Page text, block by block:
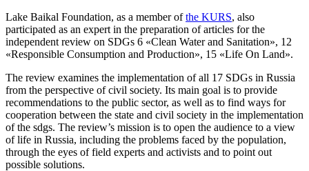
Lake Baikal Foundation, as a member ofthe KURS, also
participated as an expert in the preparation of articles for the
independent review on SDGs 6 «Clean Water and Sanitation», 12
«Responsible Consumption and Production», 15 «Life On Land».
The review examines the implementation of all 17 SDGs in Russia
from the perspective of civil society. Its main goal is to provide
recommendations to the public sector, as well as to find ways for
cooperation between the state and civil society in the implementation
of the sdgs. The review’s mission is to open the audience to a view
of life in Russia, including the problems faced by the population,
through the eyes of field experts and activists and to point out
possible solutions.